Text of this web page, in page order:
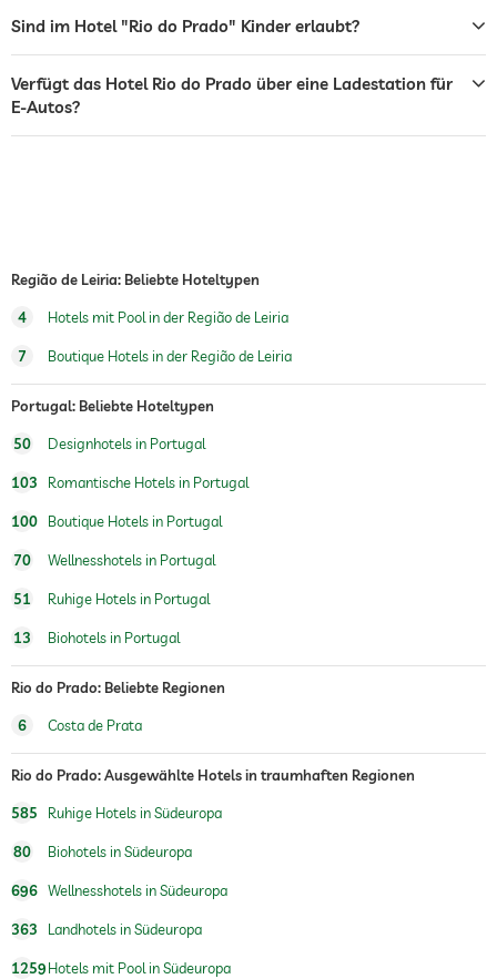
Frühstück Frühstück auf dem Zimmer
Außenpool
Wellnessmassagen
Sind im Hotel "Rio do Prado" Kinder erlaubt?
Verfügt das Hotel Rio do Prado über eine Ladestation für
E-Autos?
Região de Leiria: Beliebte Hoteltypen
4 Hotels mit Pool in der Região de Leiria
7 Boutique Hotels in der Região de Leiria
Portugal: Beliebte Hoteltypen
50 Designhotels in Portugal
103 Romantische Hotels in Portugal
100 Boutique Hotels in Portugal
70 Wellnesshotels in Portugal
51 Ruhige Hotels in Portugal
13 Biohotels in Portugal
Rio do Prado: Beliebte Regionen
6 Costa de Prata
Rio do Prado: Ausgewählte Hotels in traumhaften Regionen
585 Ruhige Hotels in Südeuropa
80 Biohotels in Südeuropa
696 Wellnesshotels in Südeuropa
363 Landhotels in Südeuropa
1259Hotels mit Pool in Südeuropa